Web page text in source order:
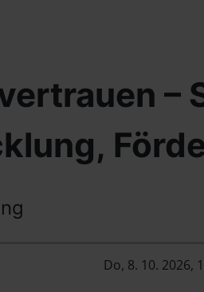
–
Do, 8. 10. 2026,